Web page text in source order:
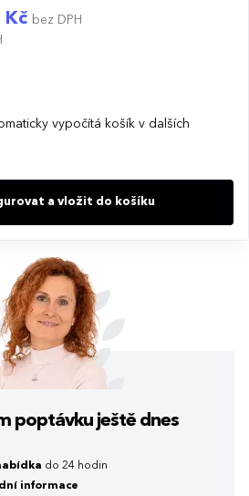
Kč bez DPH
vypočítá košík v dalších
a vložit do košíku
poptávku ještě dnes
do 24 hodin
informace